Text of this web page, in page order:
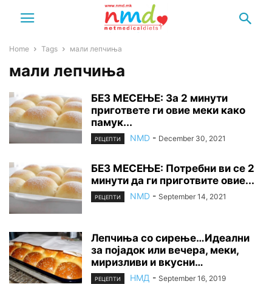
Home Tags мали лепчиња
мали лепчиња
БЕЗ МЕСЕЊЕ: За 2 минути
пригответе ги овие меки како
памук...
РЕЦЕПТИ NMD - December 30, 2021
БЕЗ МЕСЕЊЕ: Потребни ви се 2
минути да ги приготвите овие...
РЕЦЕПТИ NMD - September 14, 2021
Лепчиња со сирење…Идеални
за појадок или вечера, меки,
миризливи и вкусни…
РЕЦЕПТИ НМД - September 16, 2019